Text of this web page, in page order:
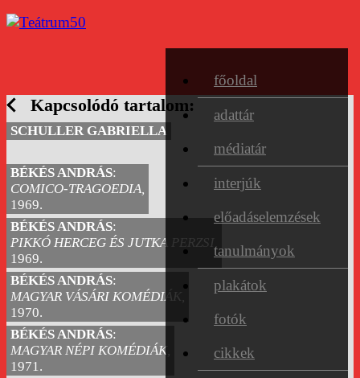
főoldal
adattár
médiatár
interjúk
előadáselemzések
tanulmányok
plakátok
fotók
cikkek
Kapcsolódó tartalom:
SCHULLER GABRIELLA
BÉKÉS ANDRÁS:
COMICO-TRAGOEDIA,
1969.
BÉKÉS ANDRÁS:
PIKKÓ HERCEG ÉS JUTKA PERZSI,
1969.
BÉKÉS ANDRÁS:
MAGYAR VÁSÁRI KOMÉDIÁK,
1970.
BÉKÉS ANDRÁS:
MAGYAR NÉPI KOMÉDIÁK,
1971.